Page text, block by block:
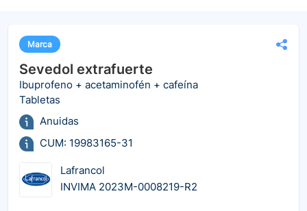
Marca
Sevedol extrafuerte
Ibuprofeno + acetaminofén + cafeína
Tabletas
Anuidas
CUM: 19983165-31
Lafrancol
INVIMA 2023M-0008219-R2